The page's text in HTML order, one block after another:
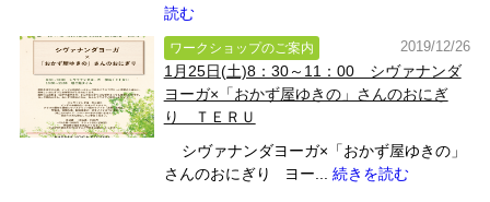
読む
ワークショップのご案内 2019/12/26
1月25日(土)8：30～11：00 シヴァナンダ
ヨーガ×「おかず屋ゆきの」さんのおにぎ
り ＴＥＲＵ
シヴァナンダヨーガ×「おかず屋ゆきの」
さんのおにぎり ヨー... 続きを読む